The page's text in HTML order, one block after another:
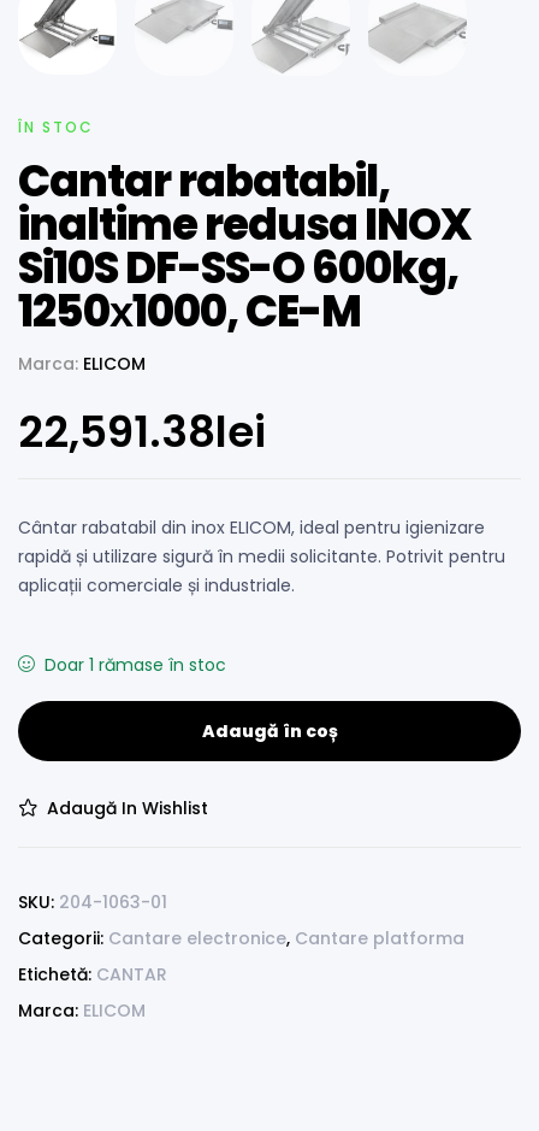
ÎN STOC
Cantar rabatabil,
inaltime redusa INOX
Si10S DF-SS-O 600kg,
1250х1000, CE-M
Marca: ELICOM
22,591.38lei
Cântar rabatabil din inox ELICOM, ideal pentru igienizare
rapidă și utilizare sigură în medii solicitante. Potrivit pentru
aplicații comerciale și industriale.
Doar 1 rămase în stoc
Adaugă în coș
Adaugă In Wishlist
SKU: 204-1063-01
Categorii: Cantare electronice, Cantare platforma
Etichetă: CANTAR
Marca: ELICOM